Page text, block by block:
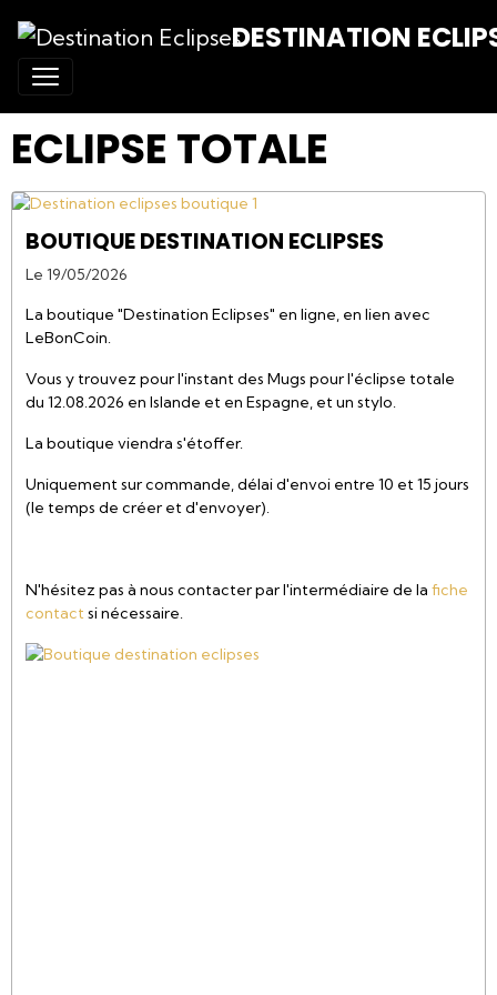
DESTINATION
ECLIPSE TOTALE
BOUTIQUE DESTINATION ECLIPSES
Le 19/05/2026
La boutique "Destination Eclipses" en ligne, en lien avec
LeBonCoin.
Vous y trouvez pour l'instant des Mugs pour l'éclipse totale
du 12.08.2026 en Islande et en Espagne, et un stylo.
La boutique viendra s'étoffer.
Uniquement sur commande, délai d'envoi entre 10 et 15 jours
(le temps de créer et d'envoyer).
N'hésitez pas à nous contacter par l'intermédiaire de la fiche
contact si nécessaire.